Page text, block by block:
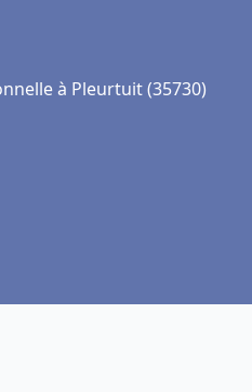
à Pleurtuit (35730)